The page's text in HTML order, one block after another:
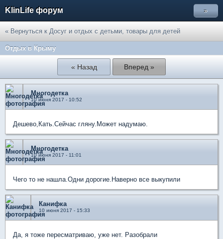
KlinLife форум »
« Вернуться к Досуг и отдых с детьми, товары для детей
Отдых в Крыму
« Назад Вперед »
Многодетка
10 июня 2017 - 10:52
Дешево,Кать.Сейчас гляну.Может надумаю.
Многодетка
10 июня 2017 - 11:01
Чего то не нашла.Одни дорогие.Наверно все выкупили
Канифка
10 июня 2017 - 15:33
Да, я тоже пересматриваю, уже нет. Разобрали